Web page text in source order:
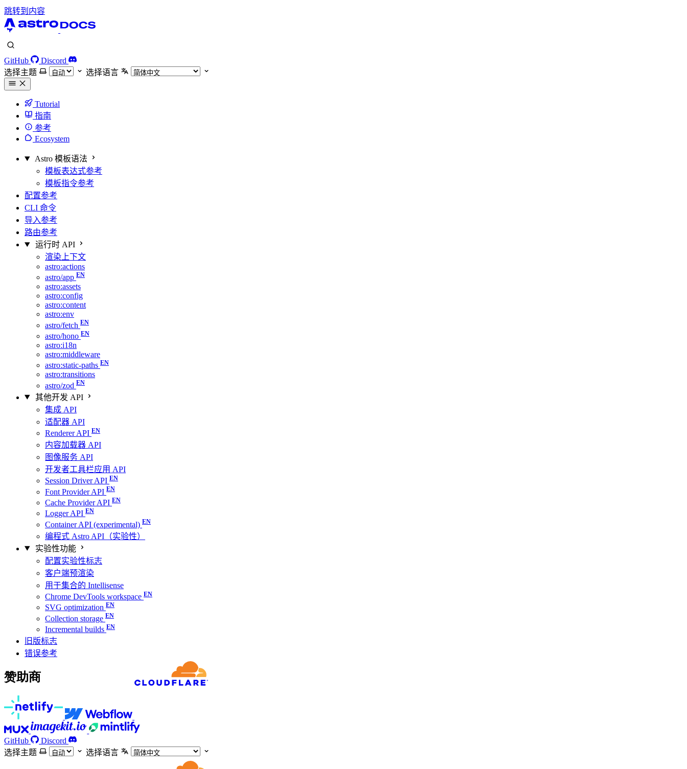
跳转到内容
GitHub
Discord
选择主题
选择语言
Tutorial
指南
参考
Ecosystem
Astro 模板语法
模板表达式参考
模板指令参考
配置参考
CLI 命令
导入参考
路由参考
运行时 API
渲染上下文
astro:actions
astro/app
astro:assets
astro:config
astro:content
astro:env
astro/fetch
astro/hono
astro:i18n
astro:middleware
astro:static-paths
astro:transitions
astro/zod
其他开发 API
集成 API
适配器 API
Renderer API
内容加载器 API
图像服务 API
开发者工具栏应用 API
Session Driver API
Font Provider API
Cache Provider API
Logger API
Container API (experimental)
编程式 Astro API（实验性）
实验性功能
配置实验性标志
客户端预渲染
用于集合的 Intellisense
Chrome DevTools workspace
SVG optimization
Collection storage
Incremental builds
旧版标志
错误参考
赞助商
GitHub
Discord
选择主题
选择语言